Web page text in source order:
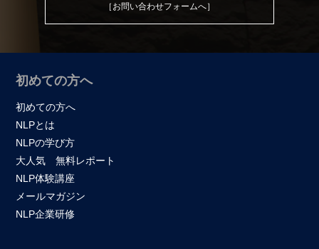
［お問い合わせフォームへ］
初めての方へ
初めての方へ
NLPとは
NLPの学び方
大人気 無料レポート
NLP体験講座
メールマガジン
NLP企業研修